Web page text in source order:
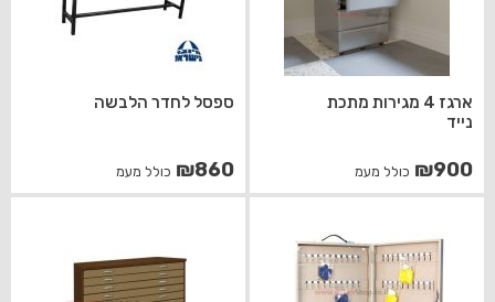
ארגז 4 מגירות מתכת
נייד
₪900 כולל מעמ
ספסל לחדר הלבשה
₪860 כולל מעמ